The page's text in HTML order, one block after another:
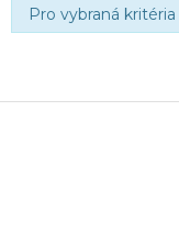
Pro vybraná